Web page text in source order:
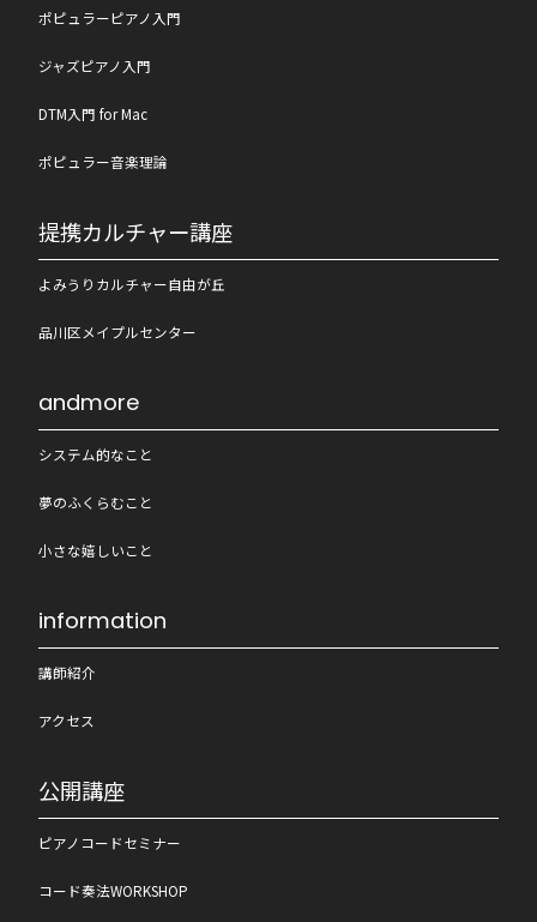
ポピュラーピアノ入門
ジャズピアノ入門
DTM入門 for Mac
ポピュラー音楽理論
提携カルチャー講座
よみうりカルチャー自由が丘
品川区メイプルセンター
andmore
システム的なこと
夢のふくらむこと
小さな嬉しいこと
information
講師紹介
アクセス
公開講座
ピアノコードセミナー
コード奏法WORKSHOP